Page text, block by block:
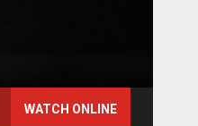
WATCH ONLINE